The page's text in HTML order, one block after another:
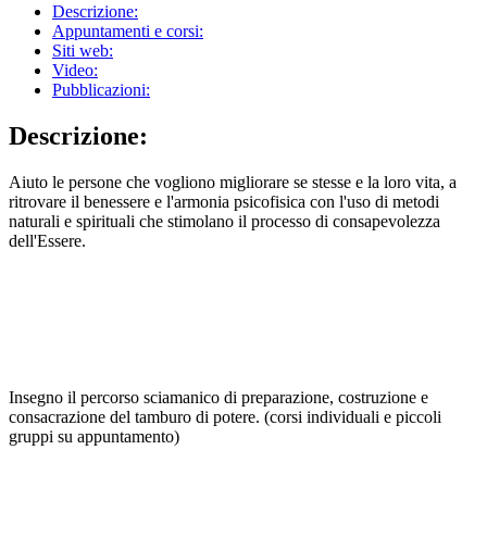
Descrizione:
Appuntamenti e corsi:
Siti web:
Video:
Pubblicazioni:
Descrizione:
Aiuto le persone che vogliono migliorare se stesse e la loro vita, a
ritrovare il benessere e l'armonia psicofisica con l'uso di metodi
naturali e spirituali che stimolano il processo di consapevolezza
dell'Essere.
Insegno il percorso sciamanico di preparazione, costruzione e
consacrazione del tamburo di potere. (corsi individuali e piccoli
gruppi su appuntamento)